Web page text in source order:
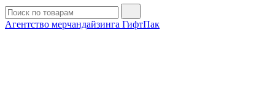
Агентство мерчандайзинга ГифтПак